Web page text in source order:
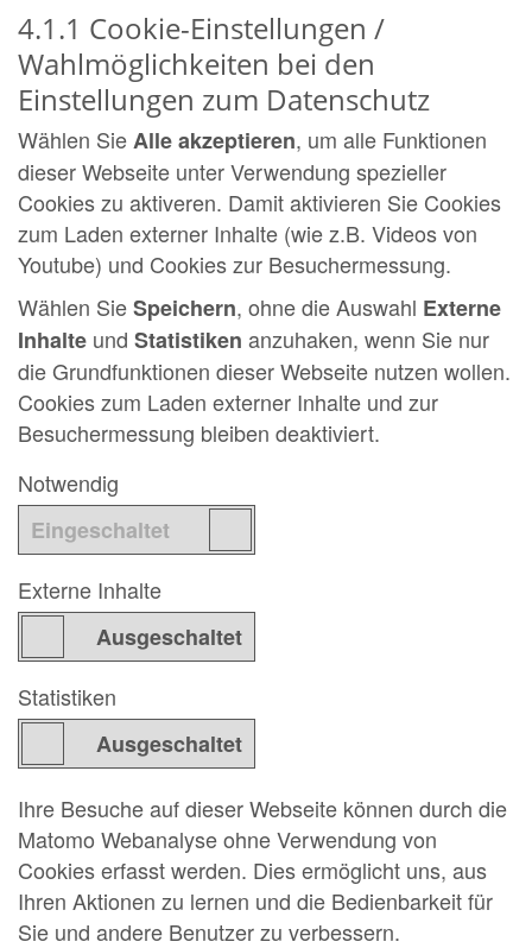
4.1.1 Cookie-Einstellungen /
Wahlmöglichkeiten bei den
Einstellungen zum Datenschutz
Wählen SieAlle akzeptieren, um alle Funktionen
dieser Webseite unter Verwendung spezieller
Cookies zu aktiveren. Damit aktivieren Sie Cookies
zum Laden externer Inhalte (wie z.B. Videos von
Youtube) und Cookies zur Besuchermessung.
Wählen SieSpeichern, ohne die Auswahl Externe
Inhalte und Statistiken anzuhaken, wenn Sie nur
die Grundfunktionen dieser Webseite nutzen wollen.
Cookies zum Laden externer Inhalte und zur
Besuchermessung bleiben deaktiviert.
Notwendig
Externe Inhalte
Statistiken
Ihre Besuche auf dieser Webseite können durch die
Matomo Webanalyse ohne Verwendung von
Cookies erfasst werden. Dies ermöglicht uns, aus
Ihren Aktionen zu lernen und die Bedienbarkeit für
Sie und andere Benutzer zu verbessern.